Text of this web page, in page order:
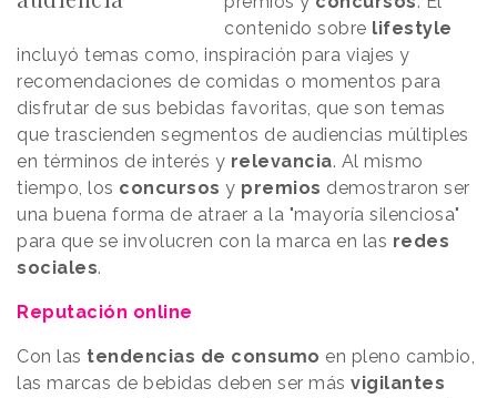
contenido sobre lifestyle
incluyó temas como, inspiración para viajes y
recomendaciones de comidas o momentos para
disfrutar de sus bebidas favoritas, que son temas
que trascienden segmentos de audiencias múltiples
en términos de interés y relevancia. Al mismo
tiempo, los concursos y premios demostraron ser
una buena forma de atraer a la "mayoría silenciosa"
para que se involucren con la marca en las redes
sociales.
Reputación online
Con las tendencias de consumo en pleno cambio,
las marcas de bebidas deben ser más vigilantes